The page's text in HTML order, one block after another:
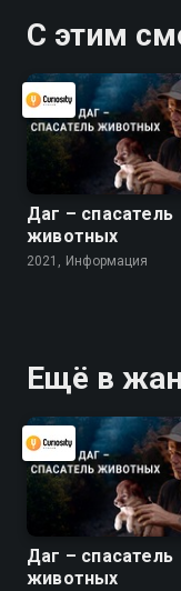
С этим
Даг – спасатель
животных
2021, Информация
Ещё в
Даг – спасатель
животных